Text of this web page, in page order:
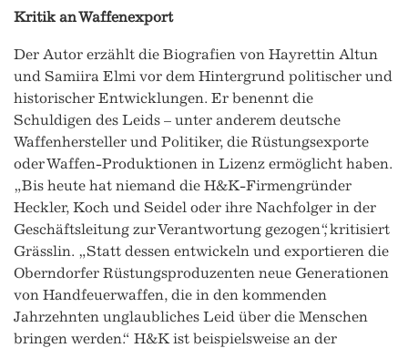
Kritik an Waffenexport
Der Autor erzählt die Biografien von Hayrettin Altun
und Samiira Elmi vor dem Hintergrund politischer und
historischer Entwicklungen. Er benennt die
Schuldigen des Leids – unter anderem deutsche
Waffenhersteller und Politiker, die Rüstungsexporte
oder Waffen-Produktionen in Lizenz ermöglicht haben.
„Bis heute hat niemand die H&K-Firmengründer
Heckler, Koch und Seidel oder ihre Nachfolger in der
Geschäftsleitung zur Verantwortung gezogen“, kritisiert
Grässlin. „Statt dessen entwickeln und exportieren die
Oberndorfer Rüstungsproduzenten neue Generationen
von Handfeuerwaffen, die in den kommenden
Jahrzehnten unglaubliches Leid über die Menschen
bringen werden.“ H&K ist beispielsweise an der